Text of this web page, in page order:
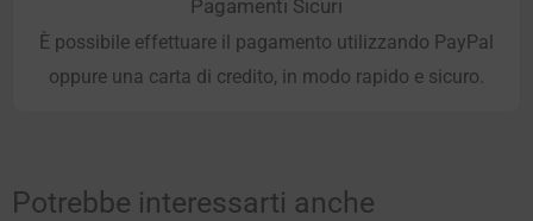
Pagamenti Sicuri
È possibile effettuare il pagamento utilizzando PayPal
oppure una carta di credito, in modo rapido e sicuro.
Potrebbe interessarti anche